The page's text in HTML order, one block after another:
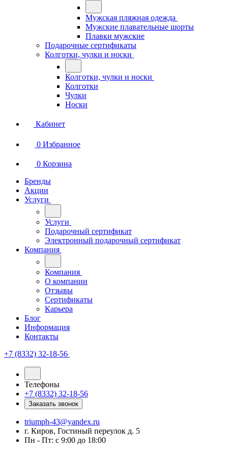
Мужская пляжная одежда
Мужские плавательные шорты
Плавки мужские
Подарочные сертификаты
Колготки, чулки и носки
Колготки, чулки и носки
Колготки
Чулки
Носки
Кабинет
0 Избранное
0 Корзина
Бренды
Акции
Услуги
Услуги
Подарочный сертификат
Электронный подарочный сертификат
Компания
Компания
О компании
Отзывы
Сертификаты
Карьера
Блог
Информация
Контакты
+7 (8332) 32-18-56
Телефоны
+7 (8332) 32-18-56
Заказать звонок
triumph-43@yandex.ru
г. Киров, Гостиный переулок д. 5
Пн - Пт: с 9:00 до 18:00